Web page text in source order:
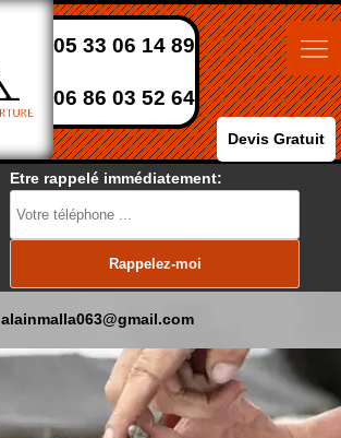
05 33 06 14 89
06 86 03 52 64
Devis Gratuit
Etre rappelé immédiatement:
alainmalla063@gmail.com